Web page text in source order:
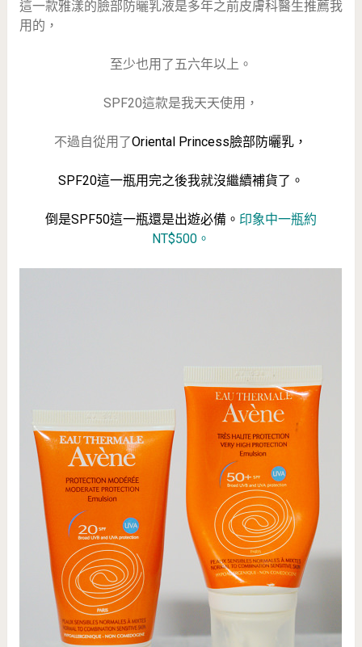
這一款雅漾的臉部防曬乳液是多年之前皮膚科醫生推薦我
用的，
至少也用了五六年以上。
SPF20這款是我天天使用，
不過自從用了Oriental Princess臉部防曬乳，
SPF20這一瓶用完之後我就沒繼續補貨了。
倒是SPF50這一瓶還是出遊必備。 印象中一瓶約
NT$500。